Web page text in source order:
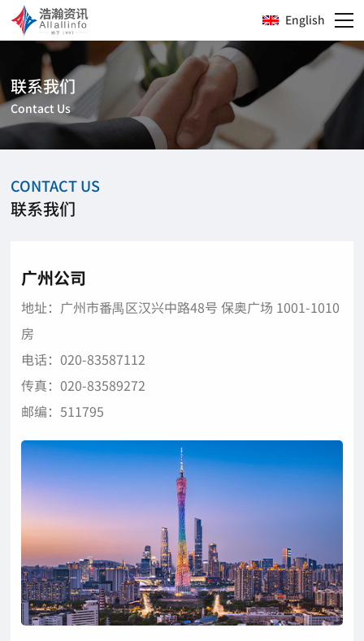
English
联系我们
Contact Us
CONTACT US
联系我们
广州公司
地址：广州市番禺区汉兴中路48号 保奥广场 1001-1010
房
电话：020-83587112
传真：020-83589272
邮编：511795